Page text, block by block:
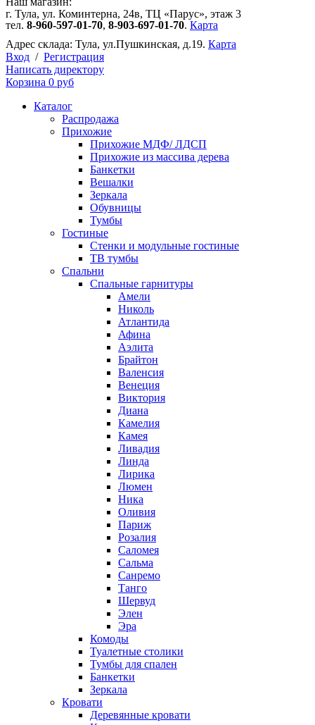
г. Тула, ул. Коминтерна, 24в, ТЦ «Парус», этаж 3
тел. 8-960-597-01-70, 8-903-697-01-70. Карта
Адрес склада: Тула, ул.Пушкинская, д.19. Карта
Вход / Регистрация
Написать директору
Корзина 0 руб
Каталог
Распродажа
Прихожие
Прихожие МДФ/ ЛДСП
Прихожие из массива дерева
Банкетки
Вешалки
Зеркала
Обувницы
Тумбы
Гостиные
Стенки и модульные гостиные
ТВ тумбы
Спальни
Спальные гарнитуры
Амели
Николь
Атлантида
Афина
Аэлита
Брайтон
Валенсия
Венеция
Виктория
Диана
Камелия
Камея
Ливадия
Линда
Лирика
Люмен
Ника
Оливия
Париж
Розалия
Саломея
Сальма
Санремо
Танго
Шервуд
Элен
Эра
Комоды
Туалетные столики
Тумбы для спален
Банкетки
Зеркала
Кровати
Деревянные кровати